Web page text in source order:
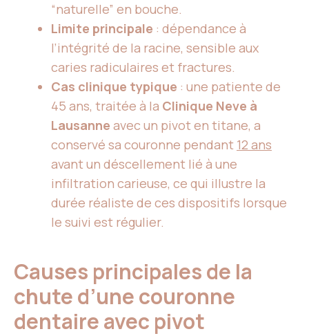
“naturelle” en bouche.
Limite principale : dépendance à
l’intégrité de la racine, sensible aux
caries radiculaires et fractures.
Cas clinique typique : une patiente de
45 ans, traitée à la Clinique Neve à
Lausanne avec un pivot en titane, a
conservé sa couronne pendant 12 ans
avant un déscellement lié à une
infiltration carieuse, ce qui illustre la
durée réaliste de ces dispositifs lorsque
le suivi est régulier.
Causes principales de la
chute d’une couronne
dentaire avec pivot